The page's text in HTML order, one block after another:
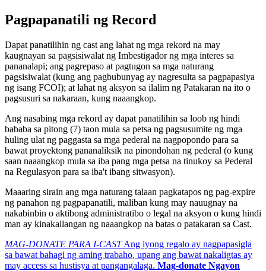
Pagpapanatili ng Record
Dapat panatilihin ng cast ang lahat ng mga rekord na may
kaugnayan sa pagsisiwalat ng Imbestigador ng mga interes sa
pananalapi; ang pagrepaso at pagtugon sa mga naturang
pagsisiwalat (kung ang pagbubunyag ay nagresulta sa pagpapasiya
ng isang FCOI); at lahat ng aksyon sa ilalim ng Patakaran na ito o
pagsusuri sa nakaraan, kung naaangkop.
Ang nasabing mga rekord ay dapat panatilihin sa loob ng hindi
bababa sa pitong (7) taon mula sa petsa ng pagsusumite ng mga
huling ulat ng paggasta sa mga pederal na nagpopondo para sa
bawat proyektong pananaliksik na pinondohan ng pederal (o kung
saan naaangkop mula sa iba pang mga petsa na tinukoy sa Pederal
na Regulasyon para sa iba't ibang sitwasyon).
Maaaring sirain ang mga naturang talaan pagkatapos ng pag-expire
ng panahon ng pagpapanatili, maliban kung may nauugnay na
nakabinbin o aktibong administratibo o legal na aksyon o kung hindi
man ay kinakailangan ng naaangkop na batas o patakaran sa Cast.
MAG-DONATE PARA I-CASTAng iyong regalo ay nagpapasigla
sa bawat bahagi ng aming trabaho, upang ang bawat nakaligtas ay
may access sa hustisya at pangangalaga. Mag-donate Ngayon